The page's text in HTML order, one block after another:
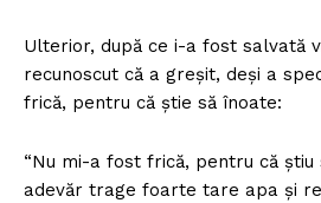
Ulterior, după ce i-a fost salvată
recunoscut că a greşit, deşi a
frică, pentru că ştie să înoate:
“Nu mi-a fost frică, pentru că
adevăr trage foarte tare apa şi